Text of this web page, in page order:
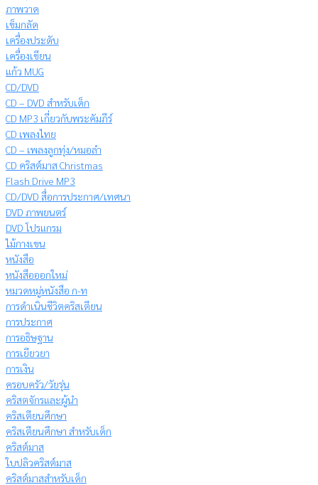
ภาพวาด
เข็มกลัด
เครื่องประดับ
เครื่องเขียน
แก้ว MUG
CD/DVD
CD – DVD สำหรับเด็ก
CD MP3 เกี่ยวกับพระคัมภีร์
CD เพลงไทย
CD – เพลงลูกทุ่ง/หมอลำ
CD คริสต์มาส Christmas
Flash Drive MP3
CD/DVD สื่อการประกาศ/เทศนา
DVD ภาพยนตร์
DVD โปรแกรม
ไม้กางเขน
หนังสือ
หนังสือออกใหม่
หมวดหมู่หนังสือ ก-ท
การดำเนินชีวิตคริสเตียน
การประกาศ
การอธิษฐาน
การเยียวยา
การเงิน
ครอบครัว/วัยรุ่น
คริสตจักรและผู้นำ
คริสเตียนศึกษา
คริสเตียนศึกษา สำหรับเด็ก
คริสต์มาส
ใบปลิวคริสต์มาส
คริสต์มาสสำหรับเด็ก